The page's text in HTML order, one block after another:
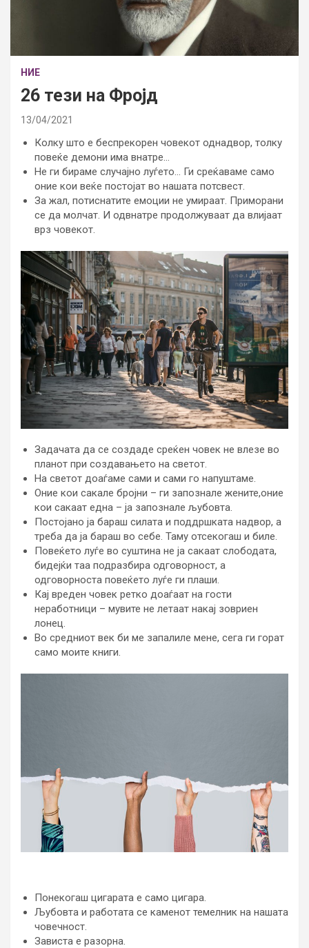
НИЕ
26 тези на Фројд
13/04/2021
Колку што е беспрекорен човекот однадвор, толку
повеќе демони има внатре…
Не ги бираме случајно луѓето… Ги среќаваме само
оние кои веќе постојат во нашата потсвест.
За жал, потиснатите емоции не умираат. Приморани
се да молчат. И одвнатре продолжуваат да влијаат
врз човекот.
Задачата да се создаде среќен човек не влезе во
планот при создавањето на светот.
На светот доаѓаме сами и сами го напуштаме.
Оние кои сакале бројни – ги запознале жените,оние
кои сакаат една – ја запознале љубовта.
Постојано ја бараш силата и поддршката надвор, а
треба да ја бараш во себе. Таму отсекогаш и биле.
Повеќето луѓе во суштина не ја сакаат слободата,
бидејќи таа подразбира одговорност, а
одговорноста повеќето луѓе ги плаши.
Кај вреден човек ретко доаѓаат на гости
неработници – мувите не летаат накај зовриен
лонец.
Во средниот век би ме запалиле мене, сега ги горат
само моите книги.
Понекогаш цигарата е само цигара.
Љубовта и работата се каменот темелник на нашата
човечност.
Зависта е разорна.